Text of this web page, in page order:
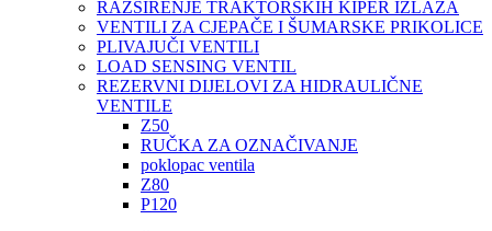
RAZŠIRENJE TRAKTORSKIH KIPER IZLAZA
VENTILI ZA CJEPAČE I ŠUMARSKE PRIKOLICE
PLIVAJUČI VENTILI
LOAD SENSING VENTIL
REZERVNI DIJELOVI ZA HIDRAULIČNE
VENTILE
Z50
RUČKA ZA OZNAČIVANJE
poklopac ventila
Z80
P120